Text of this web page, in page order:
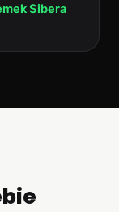
Sibera